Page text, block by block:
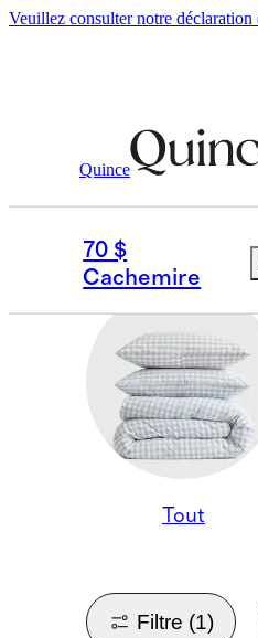
Veuillez consulter notre déclaration
Quince
70 $
Cachemire
Maison / Literie
COTON
Tout
Filtre (1)